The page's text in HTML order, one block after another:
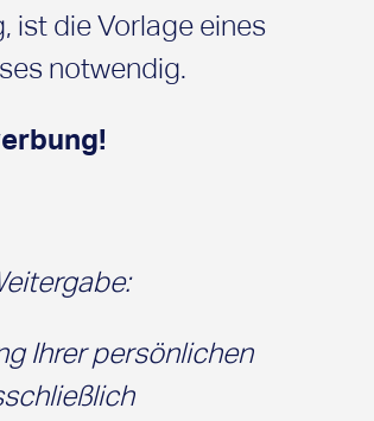
ist die Vorlage eines
notwendig.
Ihrer persönlichen